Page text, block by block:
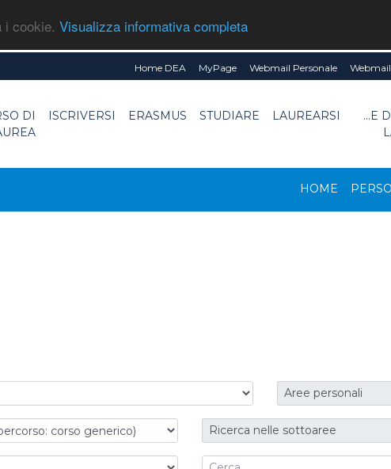
i cookie. Visualizza informativa completa
Home DEA MyPage Webmail Personale
DI
ISCRIVERSI ERASMUS STUDIARE LAUREARSI
...E
HOME
Aree personali
Ricerca nelle sottoaree